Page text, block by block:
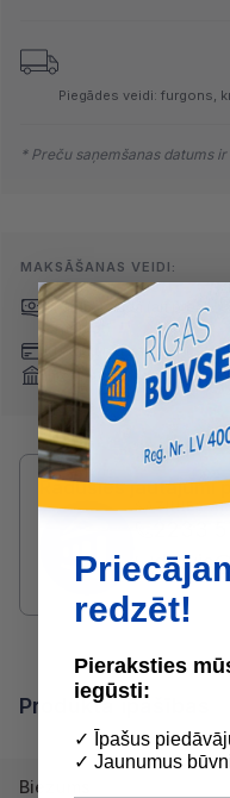
Piegādes veidi: furgons,
* Preču saņemšanas datums
MAKSĀŠANAS VEIDI:
Skaidrā naudā
(arī preci
saņemot)
Maksājumu kartes
Internetbankas
Radušies jautājumi
SAZINIES AR
Produkta īpašības
Biezums
redzēt!
Pieraksties
iegūsti:
✓ Īpašus
✓ Jaunumus